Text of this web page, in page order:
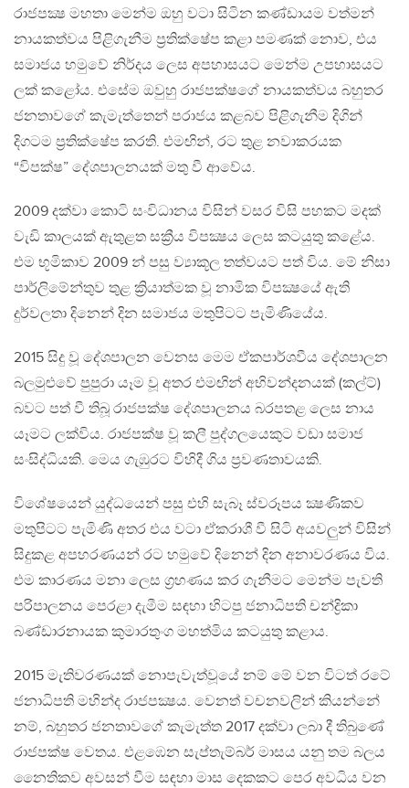
රාජපක්‍ෂ මහතා මෙන්ම ඔහු වටා සිටින කණ්ඩායම වත්මන්
නායකත්වය පිළිගැනීම ප්‍රතික්ෂේප කළා පමණක් නොව, එය
සමාජය හමුවේ නිර්දය ලෙස අපහාසයට මෙන්ම උපහාසයට
ලක් කළෝය. එසේම ඔවුහු රාජපක්ෂගේ නායකත්වය බහුතර
ජනතාවගේ කැමැත්තෙන් පරාජය කළබව පිළිගැනීම දිගින්
දිගටම ප්‍රතික්ෂේප කරති. එමඟින්, රට තුළ නවාකරයක
“විපක්ෂ” දේශපාලනයක් මතු වී ආවේය.
2009 දක්වා කොටි සංවිධානය විසින් වසර විසි පහකට මදක්
වැඩි කාලයක් ඇතුළත සක්‍රීය විපක්‍ෂය ලෙස කටයුතු කළේය.
එම භූමිකාව 2009 න් පසු ව්‍යාකූල තත්වයට පත් විය. මේ නිසා
පාර්ලිමේන්තුව තුළ ක්‍රියාත්මක වූ නාමික විපක්‍ෂයේ ඇති
දුර්වලතා දිනෙන් දින සමාජය මතුපිටට පැමිණියේය.
2015 සිදු වූ දේශපාලන වෙනස මෙම ඒකපාර්ශවීය දේශපාලන
බලමුළුවේ පුපුරා යෑම වූ අතර එමඟින් අභිවන්දනයක් (කල්ට්)
බවට පත් වී තිබූ රාජපක්ෂ දේශපාලනය බරපතළ ලෙස නාය
යෑමට ලක්විය. රාජපක්ෂ වූ කලී පුද්ගලයෙකුට වඩා සමාජ
සංසිද්ධියකි. මෙය ගැඹුරට විහිදී ගිය ප්‍රවණතාවයකි.
විශේෂයෙන් යුද්ධයෙන් පසු එහි සැබෑ ස්වරූපය ක්‍ෂණිකව
මතුපිටට පැමිණි අතර එය වටා ඒකරාශී වී සිටි අයවලුන් විසින්
සිදුකළ අපහරණයන් රට හමුවේ දිනෙන් දින අනාවරණය විය.
එම කාරණය මනා ලෙස ග්‍රහණය කර ගැනීමට මෙන්ම පැවති
පරිපාලනය පෙරළා දැමීම සඳහා හිටපු ජනාධිපති චන්ද්‍රිකා
බණ්ඩාරනායක කුමාරතුංග මහත්මිය කටයුතු කළාය.
2015 මැතිවරණයක් නොපැවැත්වූයේ නම් මේ වන විටත් රටේ
ජනාධිපති මහින්ද රාජපක්‍ෂය. වෙනත් වචනවලින් කියන්නේ
නම්, බහුතර ජනතාවගේ කැමැත්ත 2017 දක්වා ලබා දී තිබුණේ
රාජපක්ෂ වෙතය. එළඹෙන සැප්තැම්බර් මාසය යනු තම බලය
නෛතිකව අවසන් වීම සඳහා මාස දෙකකට පෙර අවධිය වන